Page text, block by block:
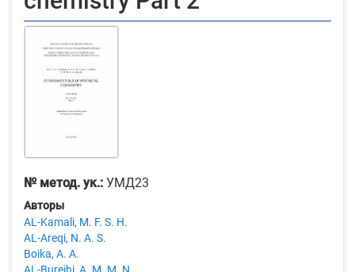
№ метод. ук.: УМД23
Авторы
AL-Kamali, M. F. S. H.
AL-Areqi, N. A. S.
Boika, A. A.